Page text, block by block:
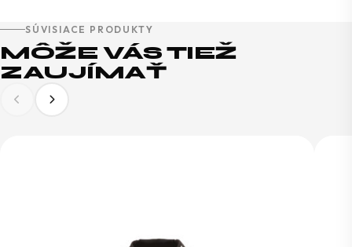
SÚVISIACE PRODUKTY
MÔŽE VÁS TIEŽ
ZAUJÍMAŤ